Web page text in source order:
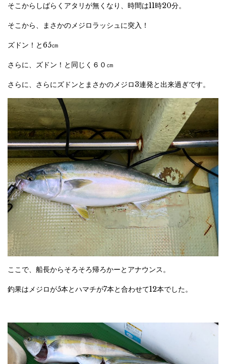
そこからしばらくアタリが無くなり、時間は11時20分。
そこから、まさかのメジロラッシュに突入！
ズドン！と65㎝
さらに、ズドン！と同じく６０㎝
さらに、さらにズドンとまさかのメジロ3連発と出来過ぎです。
ここで、船長からそろそろ帰ろかーとアナウンス。
釣果はメジロが5本とハマチが7本と合わせて12本でした。